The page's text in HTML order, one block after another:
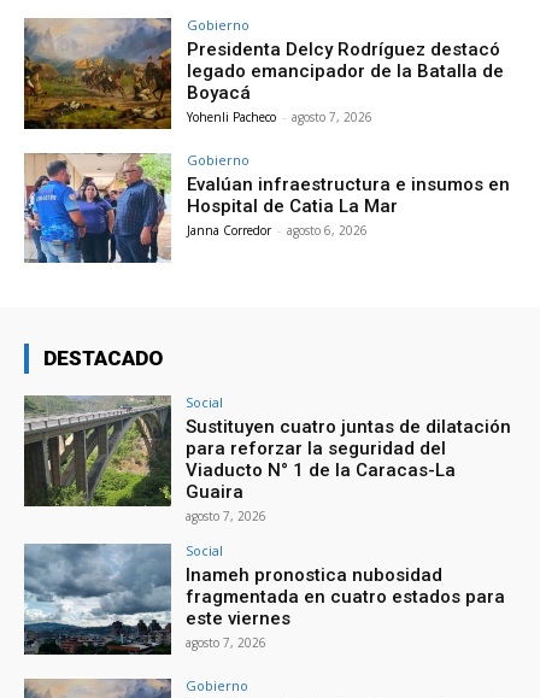
Gobierno
Presidenta Delcy Rodríguez destacó
legado emancipador de la Batalla de
Boyacá
Yohenli Pacheco - agosto 7, 2026
Gobierno
Evalúan infraestructura e insumos en
Hospital de Catia La Mar
Janna Corredor - agosto 6, 2026
DESTACADO
Social
Sustituyen cuatro juntas de dilatación
para reforzar la seguridad del
Viaducto N° 1 de la Caracas-La
Guaira
agosto 7, 2026
Social
Inameh pronostica nubosidad
fragmentada en cuatro estados para
este viernes
agosto 7, 2026
Gobierno